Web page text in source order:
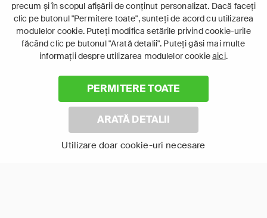
precum și în scopul afișării de conținut personalizat. Dacă faceți
clic pe butonul "Permitere toate", sunteți de acord cu utilizarea
modulelor cookie. Puteți modifica setările privind cookie-urile
făcând clic pe butonul "Arată detalii". Puteți găsi mai multe
informații despre utilizarea modulelor cookieaici.
PERMITERE TOATE
ARATĂ DETALII
Utilizare doar cookie-uri necesare
Laptop
Intră în pat și urmărește acel episod incitant.
ABONEAZĂ-TE ACUM
Cerințe de sistem